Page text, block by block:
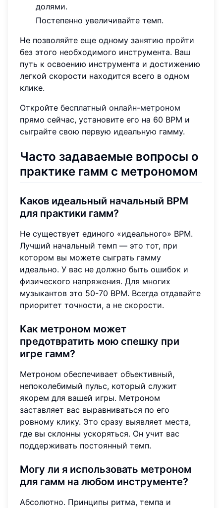
долями.
Постепенно увеличивайте темп.
Не позволяйте еще одному занятию пройти
без этого необходимого инструмента. Ваш
путь к освоению инструмента и достижению
легкой скорости находится всего в одном
клике.
Откройте бесплатный онлайн-метроном
прямо сейчас, установите его на 60 BPM и
сыграйте свою первую идеальную гамму.
Часто задаваемые вопросы о
практике гамм с метрономом
Каков идеальный начальный BPM
для практики гамм?
Не существует единого «идеального» BPM.
Лучший начальный темп — это тот, при
котором вы можете сыграть гамму
идеально. У вас не должно быть ошибок и
физического напряжения. Для многих
музыкантов это 50-70 BPM. Всегда отдавайте
приоритет точности, а не скорости.
Как метроном может
предотвратить мою спешку при
игре гамм?
Метроном обеспечивает объективный,
непоколебимый пульс, который служит
якорем для вашей игры. Метроном
заставляет вас выравниваться по его
ровному клику. Это сразу выявляет места,
где вы склонны ускоряться. Он учит вас
поддерживать постоянный темп.
Могу ли я использовать метроном
для гамм на любом инструменте?
Абсолютно. Принципы ритма, темпа и